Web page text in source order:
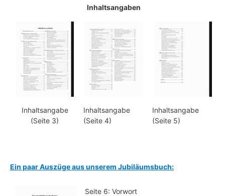
Inhaltsangaben
Inhaltsangabe
(Seite 3)
Inhaltsangabe
(Seite 4)
Inhaltsangabe
(Seite 5)
Ein paar Auszüge aus unserem Jubiläumsbuch:
Seite 6: Vorwort